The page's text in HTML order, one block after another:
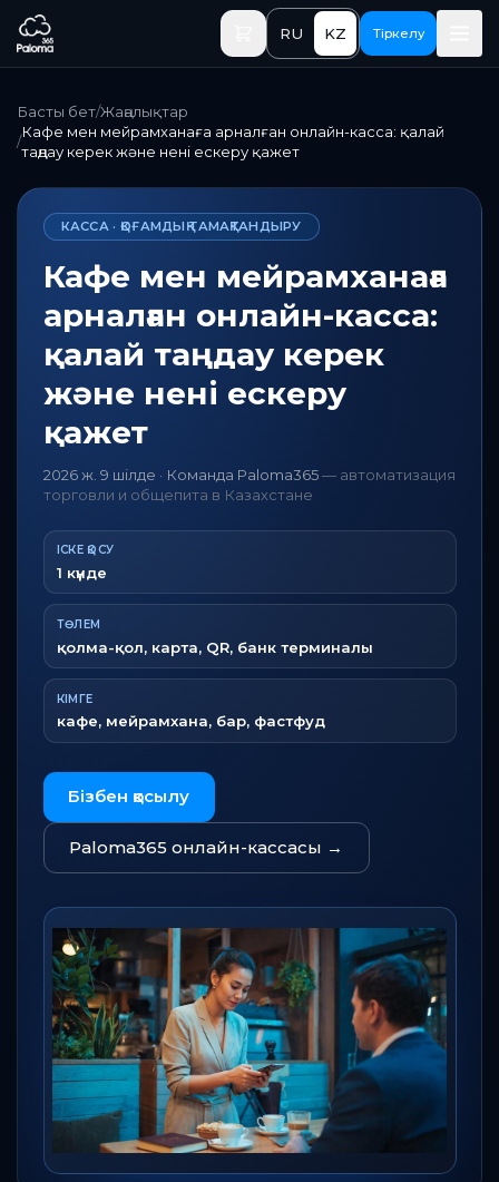
Негізгі мазмұнға өту
RU KZ Тіркелу
Басты бет/Жаңалықтар
/
Кафе мен мейрамханаға арналған онлайн-касса: қалай
таңдау керек және нені ескеру қажет
КАССА · ҚОҒАМДЫҚ ТАМАҚТАНДЫРУ
Кафе мен мейрамханаға
арналған онлайн-касса:
қалай таңдау керек
және нені ескеру
қажет
2026 ж. 9 шілде · Команда Paloma365— автоматизация
торговли и общепита в Казахстане
ІСКЕ ҚОСУ
1 күнде
ТӨЛЕМ
қолма-қол, карта, QR, банк терминалы
КІМГЕ
кафе, мейрамхана, бар, фастфуд
Бізбен қосылу
Paloma365 онлайн-кассасы →